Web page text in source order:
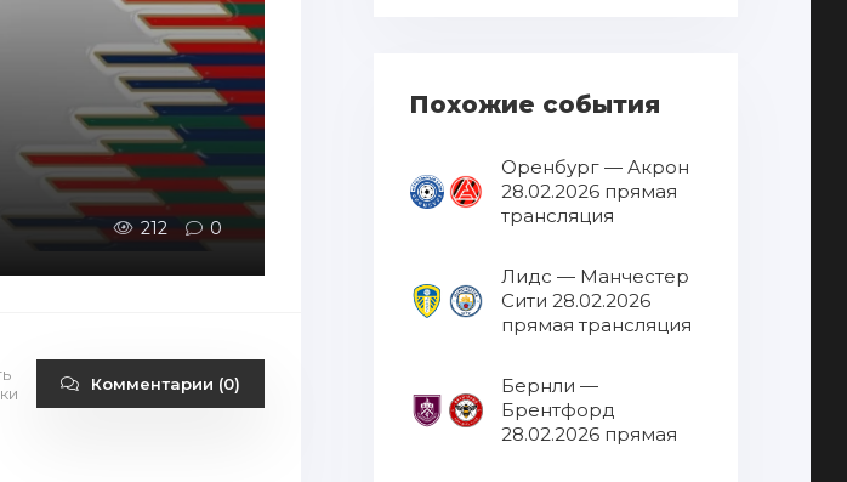
212 0
Комментарии (0)
Похожие события
Оренбург — Акрон
28.02.2026 прямая
трансляция
Лидс — Манчестер
Сити 28.02.2026
прямая трансляция
Бернли —
Брентфорд
28.02.2026 прямая